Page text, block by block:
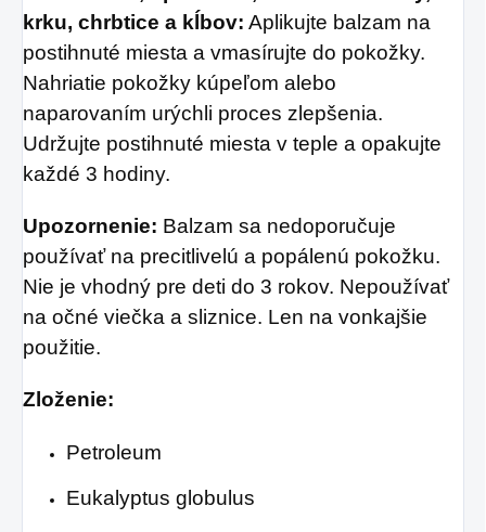
krku, chrbtice a kĺbov: Aplikujte balzam na
postihnuté miesta a vmasírujte do pokožky.
Nahriatie pokožky kúpeľom alebo
naparovaním urýchli proces zlepšenia.
Udržujte postihnuté miesta v teple a opakujte
každé 3 hodiny.
Upozornenie: Balzam sa nedoporučuje
používať na precitlivelú a popálenú pokožku.
Nie je vhodný pre deti do 3 rokov. Nepoužívať
na očné viečka a sliznice. Len na vonkajšie
použitie.
Zloženie:
Petroleum
Eukalyptus globulus